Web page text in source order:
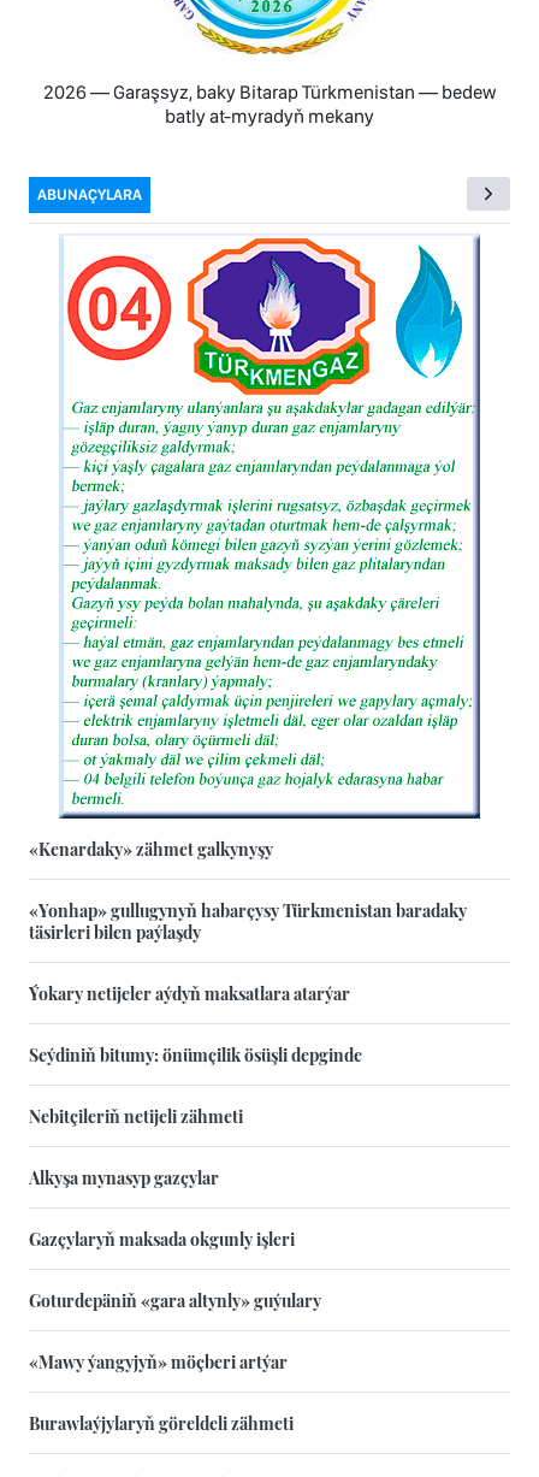
2026 — Garaşsyz, baky Bitarap Türkmenistan — bedew
batly at-myradyň mekany
ABUNAÇYLARA
«Kenardaky» zähmet galkynyşy
«Yonhap» gullugynyň habarçysy Türkmenistan baradaky
täsirleri bilen paýlaşdy
Ýokary netijeler aýdyň maksatlara atarýar
Seýdiniň bitumy: önümçilik ösüşli depginde
Nebitçileriň netijeli zähmeti
Alkyşa mynasyp gazçylar
Gazçylaryň maksada okgunly işleri
Goturdepäniň «gara altynly» guýulary
«Mawy ýangyjyň» möçberi artýar
Burawlaýjylaryň göreldeli zähmeti